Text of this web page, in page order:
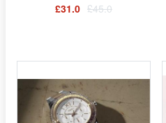
£31.0 £45.0